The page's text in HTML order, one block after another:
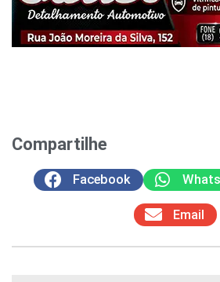
Compartilhe
Facebook
Email